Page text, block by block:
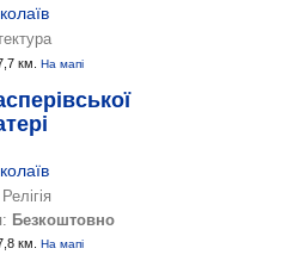
км. На мапі
Безкоштовно
км. На мапі